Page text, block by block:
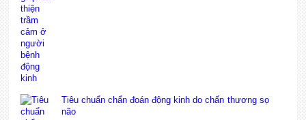
Tiêu chuẩn chẩn đoán động kinh do chấn thương sọ
não